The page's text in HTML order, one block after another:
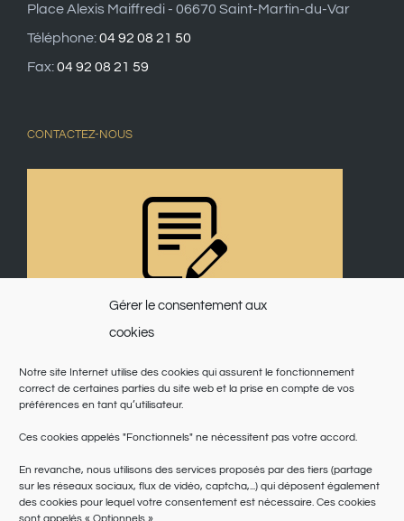
Gérer le consentement aux
cookies
Notre site Internet utilise des cookies qui assurent le fonctionnement
correct de certaines parties du site web et la prise en compte de vos
préférences en tant qu’utilisateur.
Ces cookies appelés "Fonctionnels" ne nécessitent pas votre accord.
En revanche, nous utilisons des services proposés par des tiers (partage
sur les réseaux sociaux, flux de vidéo, captcha,...) qui déposent également
des cookies pour lequel votre consentement est nécessaire. Ces cookies
Place Alexis Maiffredi - 06670 Saint-Martin-du-Var
Téléphone:04 92 08 21 50
Fax:04 92 08 21 59
CONTACTEZ-NOUS